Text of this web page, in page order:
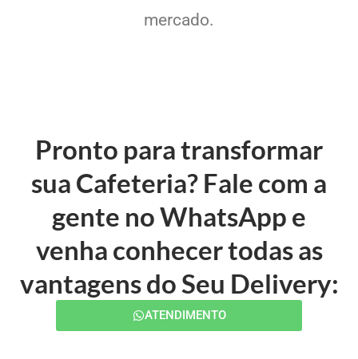
mercado.
Pronto para transformar
sua Cafeteria? Fale com a
gente no WhatsApp e
venha conhecer todas as
vantagens do Seu Delivery:
ATENDIMENTO